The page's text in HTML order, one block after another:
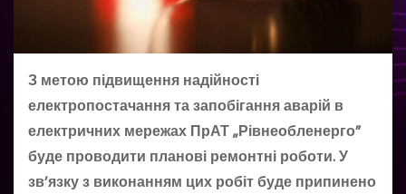
З метою підвищення надійності
електропостачання та запобігання аварій в
електричних мережах ПрАТ „Рівнеобленерго”
буде проводити планові ремонтні роботи. У
зв’язку з виконанням цих робіт буде припинено